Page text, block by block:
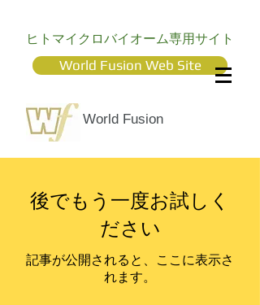
ヒトマイクロバイオーム専用サイト
World Fusion Web Site
World Fusion
後でもう一度お試しく
ださい
記事が公開されると、ここに表示さ
れます。